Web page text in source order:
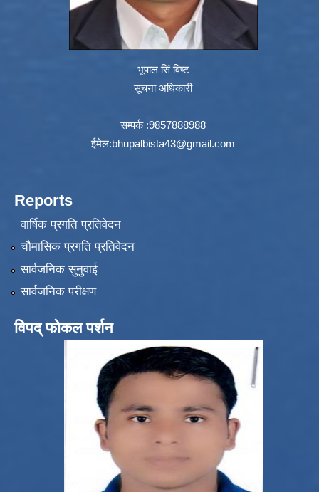
भूपाल सिं विष्ट
सूचना अधिकारी
सम्पर्क :9857888988
ईमेल:bhupalbista43@gmail.com
Reports
वार्षिक प्रगति प्रतिवेदन
चौमासिक प्रगति प्रतिवेदन
सार्वजनिक सुनुवाई
सार्वजनिक परीक्षण
विपद् फोकल पर्शन